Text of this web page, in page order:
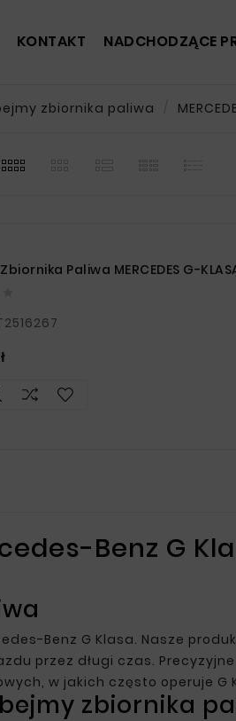
KONTAKT NADCHODZĄCE
zbiornika paliwa
Paliwa MERCEDES G-
Cena
Benz G
Benz G Klasa. Nasze
przez długi czas.
w jakich często operuje G
zbiornika